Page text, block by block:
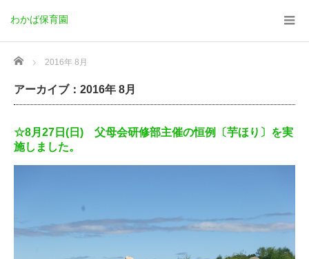
わかば保育園
Home 2016年 8月
アーカイブ：2016年 8月
☆8月27日(日) 父母会研修部主催の恒例〔芋ほり〕を実
施しました。